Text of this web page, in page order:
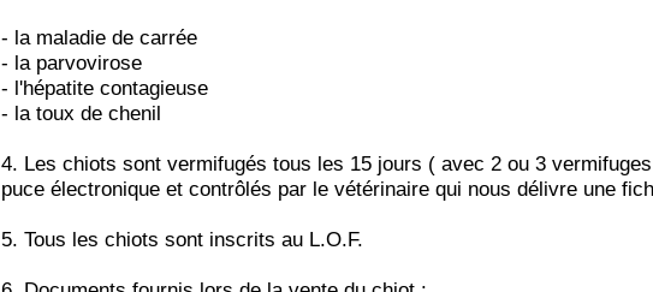
- la maladie de carrée
- la parvovirose
- l'hépatite contagieuse
- la toux de chenil
4. Les chiots sont vermifugés tous les 15 jours ( avec 2 ou 3
puce électronique et contrôlés par le vétérinaire qui nous délivre une
5. Tous les chiots sont inscrits au L.O.F.